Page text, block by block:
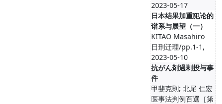
2023-05-17
日本结果加重犯论的
谱系与展望（一）
KITAO Masahiro
日刑迁理/pp.1-1,
2023-05-10
抗がん剤過剰投与事
件
甲斐克則; 北尾 仁宏
医事法判例百選［第